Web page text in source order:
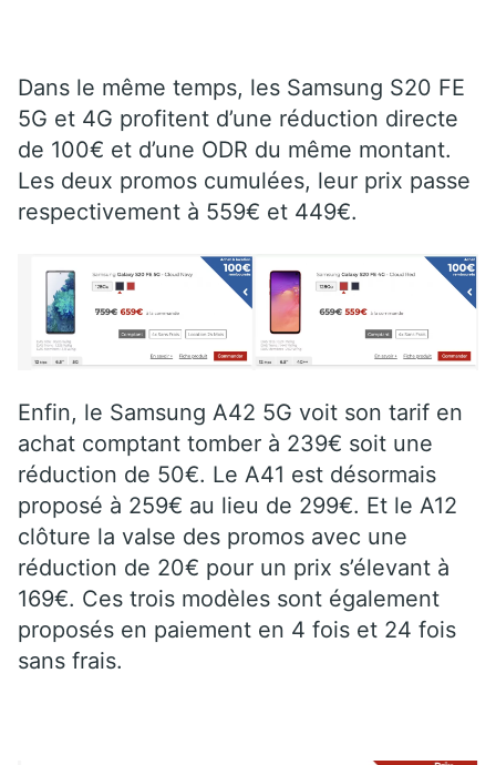
Dans le même temps, les Samsung S20 FE
5G et 4G profitent d’une réduction directe
de 100€ et d’une ODR du même montant.
Les deux promos cumulées, leur prix passe
respectivement à 559€ et 449€.
Enfin, le Samsung A42 5G voit son tarif en
achat comptant tomber à 239€ soit une
réduction de 50€. Le A41 est désormais
proposé à 259€ au lieu de 299€. Et le A12
clôture la valse des promos avec une
réduction de 20€ pour un prix s’élevant à
169€. Ces trois modèles sont également
proposés en paiement en 4 fois et 24 fois
sans frais.